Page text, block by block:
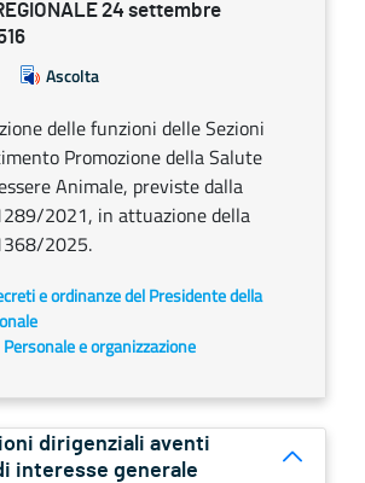
24 settembre
Ascolta
delle funzioni delle Sezioni
Promozione della Salute
Animale, previste dalla
2021, in attuazione della
2025.
e ordinanze del Presidente della
Personale e organizzazione
dirigenziali aventi
interesse generale